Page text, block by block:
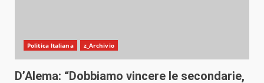
Politica Italiana z_Archivio
D’Alema: “Dobbiamo vincere le secondarie,